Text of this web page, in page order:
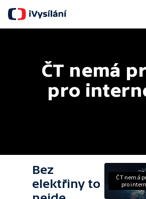
ČT nemá
pro
Bez
elektřiny to
ČT nemá
pro